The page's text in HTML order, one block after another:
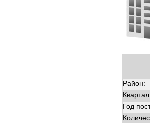
Район:
Квартал:
Год